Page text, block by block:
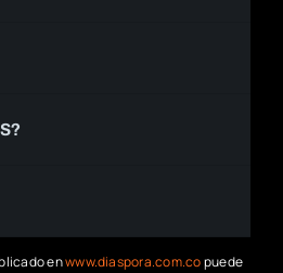
enwww.diaspora.com.copuede